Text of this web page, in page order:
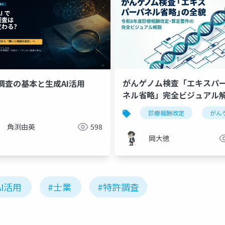
査の基本と生成AI活用
角渕由英 598
がんゲノム検査「エキスパ
ネル省略」完全ビジュアル
令和8年度診療報酬改定
診療報酬改定 がん
岡大徳
活用 #士業 #特許調査